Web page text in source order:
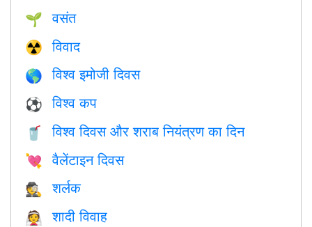
🌱 वसंत
☢️ विवाद
🌎 विश्व इमोजी दिवस
⚽ विश्व कप
🥤 विश्व दिवस और शराब नियंत्रण का दिन
💘 वैलेंटाइन दिवस
🕵️ शर्लक
👰 शादी विवाह